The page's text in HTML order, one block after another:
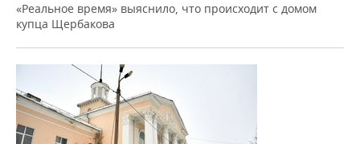
«Реальное время» выяснило, что происходит с домом
купца Щербакова